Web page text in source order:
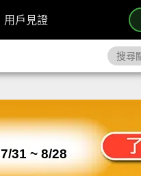
用戶見證
7/31 ~ 8/28